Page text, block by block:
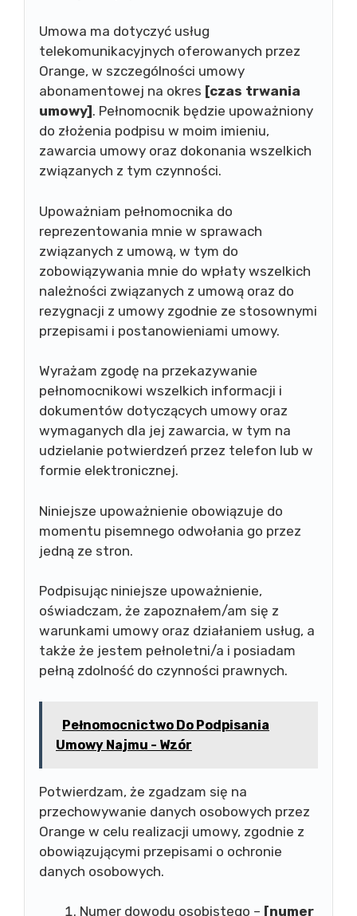
Umowa ma dotyczyć usług
telekomunikacyjnych oferowanych przez
Orange, w szczególności umowy
abonamentowej na okres [czas trwania
umowy] . Pełnomocnik będzie upoważniony
do złożenia podpisu w moim imieniu,
zawarcia umowy oraz dokonania wszelkich
związanych z tym czynności.
Upoważniam pełnomocnika do
reprezentowania mnie w sprawach
związanych z umową, w tym do
zobowiązywania mnie do wpłaty wszelkich
należności związanych z umową oraz do
rezygnacji z umowy zgodnie ze stosownymi
przepisami i postanowieniami umowy.
Wyrażam zgodę na przekazywanie
pełnomocnikowi wszelkich informacji i
dokumentów dotyczących umowy oraz
wymaganych dla jej zawarcia, w tym na
udzielanie potwierdzeń przez telefon lub w
formie elektronicznej.
Niniejsze upoważnienie obowiązuje do
momentu pisemnego odwołania go przez
jedną ze stron.
Podpisując niniejsze upoważnienie,
oświadczam, że zapoznałem/am się z
warunkami umowy oraz działaniem usług, a
także że jestem pełnoletni/a i posiadam
pełną zdolność do czynności prawnych.
Pełnomocnictwo Do Podpisania
Umowy Najmu - Wzór
Potwierdzam, że zgadzam się na
przechowywanie danych osobowych przez
Orange w celu realizacji umowy, zgodnie z
obowiązującymi przepisami o ochronie
danych osobowych.
Numer dowodu osobistego – [numer